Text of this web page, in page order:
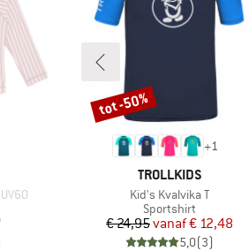
prijs
+1
MERK
TROLLKIDS
Artikel
Kid's Kvalvika T
Productgroep
Sportshirt
Prijs
€ 24,95 Verlaagde prijs
vanaf€ 12,48
5,0(3)
Korting
tot -50%